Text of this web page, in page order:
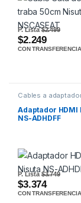
P. Lista$2.499
$2.249
CON TRANSFERENCIA
Cables a
Adaptador HDMI
NS-ADHDFF
P. Lista$3.749
$3.374
CON TRANSFERENCIA